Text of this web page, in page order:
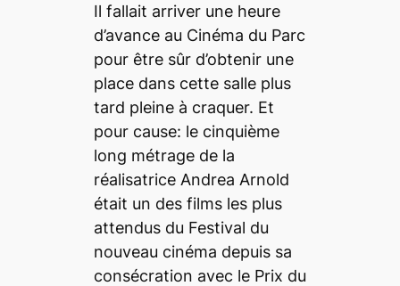
Il fallait arriver une heure
d’avance au Cinéma du Parc
pour être sûr d’obtenir une
place dans cette salle plus
tard pleine à craquer. Et
pour cause: le cinquième
long métrage de la
réalisatrice Andrea Arnold
était un des films les plus
attendus du Festival du
nouveau cinéma depuis sa
consécration avec le Prix du